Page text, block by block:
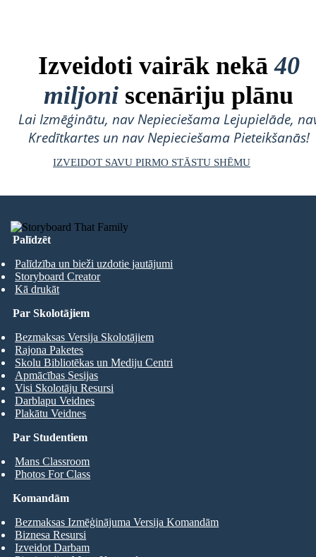
Izveidoti vairāk nekā40
miljoni scenāriju plānu
Lai Izmēģinātu, nav Nepieciešama Lejupielāde,
Kredītkartes un nav Nepieciešama Pieteikšanās!
IZVEIDOT SAVU PIRMO STĀSTU SHĒMU
Palīdzēt
Palīdzība un bieži uzdotie jautājumi
Storyboard Creator
Kā drukāt
Par Studentiem
Mans Classroom
Photos For Class
Par Skolotājiem
Bezmaksas Versija Skolotājiem
Rajona Paketes
Skolu Bibliotēkas un Mediju Centri
Apmācības Sesijas
Visi Skolotāju Resursi
Darblapu Veidnes
Plakātu Veidnes
Komandām
Bezmaksas Izmēģinājuma Versija Komandām
Biznesa Resursi
Izveidot Darbam